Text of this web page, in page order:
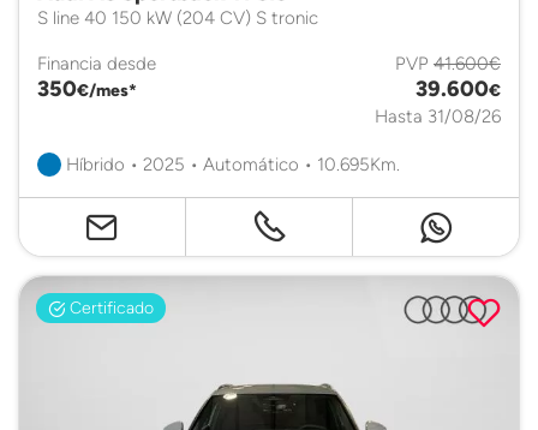
S line 40 150 kW (204 CV) S tronic
Financia desde
350€/mes*
PVP 41.600€
39.600€
Hasta 31/08/26
Híbrido • 2025 • Automático • 10.695Km.
Certificado